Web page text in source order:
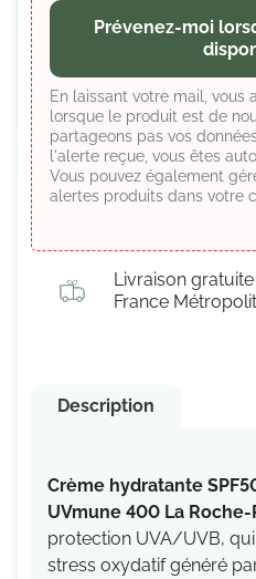
Prévenez-moi
En laissant votre mail, vous
lorsque le produit est de
partageons pas vos
l'alerte reçue, vous êtes
Vous pouvez également
alertes produits dans votre
Livraison
France
Description
Crème hydratante
UVmune 400 La Roche-
protection UVA/UVB,
stress oxydatif généré